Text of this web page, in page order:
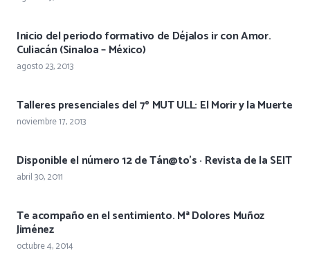
Inicio del periodo formativo de Déjalos ir con Amor.
Culiacán (Sinaloa – México)
agosto 23, 2013
Talleres presenciales del 7º MUT ULL: El Morir y la Muerte
noviembre 17, 2013
Disponible el número 12 de Tán@to’s · Revista de la SEIT
abril 30, 2011
Te acompaño en el sentimiento. Mª Dolores Muñoz
Jiménez
octubre 4, 2014